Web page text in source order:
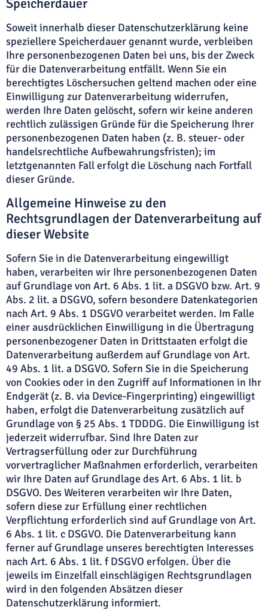
Speicherdauer
Soweit innerhalb dieser Datenschutzerklärung keine
speziellere Speicherdauer genannt wurde, verbleiben
Ihre personenbezogenen Daten bei uns, bis der Zweck
für die Datenverarbeitung entfällt. Wenn Sie ein
berechtigtes Löschersuchen geltend machen oder eine
Einwilligung zur Datenverarbeitung widerrufen,
werden Ihre Daten gelöscht, sofern wir keine anderen
rechtlich zulässigen Gründe für die Speicherung Ihrer
personenbezogenen Daten haben (z. B. steuer- oder
handelsrechtliche Aufbewahrungsfristen); im
letztgenannten Fall erfolgt die Löschung nach Fortfall
dieser Gründe.
Allgemeine Hinweise zu den
Rechtsgrundlagen der Datenverarbeitung auf
dieser Website
Sofern Sie in die Datenverarbeitung eingewilligt
haben, verarbeiten wir Ihre personenbezogenen Daten
auf Grundlage von Art. 6 Abs. 1 lit. a DSGVO bzw. Art. 9
Abs. 2 lit. a DSGVO, sofern besondere Datenkategorien
nach Art. 9 Abs. 1 DSGVO verarbeitet werden. Im Falle
einer ausdrücklichen Einwilligung in die Übertragung
personenbezogener Daten in Drittstaaten erfolgt die
Datenverarbeitung außerdem auf Grundlage von Art.
49 Abs. 1 lit. a DSGVO. Sofern Sie in die Speicherung
von Cookies oder in den Zugriff auf Informationen in Ihr
Endgerät (z. B. via Device-Fingerprinting) eingewilligt
haben, erfolgt die Datenverarbeitung zusätzlich auf
Grundlage von § 25 Abs. 1 TDDDG. Die Einwilligung ist
jederzeit widerrufbar. Sind Ihre Daten zur
Vertragserfüllung oder zur Durchführung
vorvertraglicher Maßnahmen erforderlich, verarbeiten
wir Ihre Daten auf Grundlage des Art. 6 Abs. 1 lit. b
DSGVO. Des Weiteren verarbeiten wir Ihre Daten,
sofern diese zur Erfüllung einer rechtlichen
Verpflichtung erforderlich sind auf Grundlage von Art.
6 Abs. 1 lit. c DSGVO. Die Datenverarbeitung kann
ferner auf Grundlage unseres berechtigten Interesses
nach Art. 6 Abs. 1 lit. f DSGVO erfolgen. Über die
jeweils im Einzelfall einschlägigen Rechtsgrundlagen
wird in den folgenden Absätzen dieser
Datenschutzerklärung informiert.